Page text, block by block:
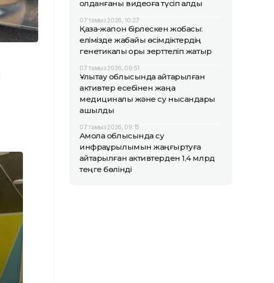
қолданғаны видеоға түсіп қалды
07 тамыз 2026, 10:27
Қазақ-жапон бірлескен жобасы:
елімізде жабайы өсімдіктердің
генетикалық қоры зерттеліп жатыр
07 тамыз 2026, 09:51
Ұлытау облысында қайтарылған
активтер есебінен жаңа
медициналық және су нысандары
ашылды
07 тамыз 2026, 09:15
Ақмола облысында су
инфрақұрылымын жаңғыртуға
қайтарылған активтерден 1,4 млрд
теңге бөлінді